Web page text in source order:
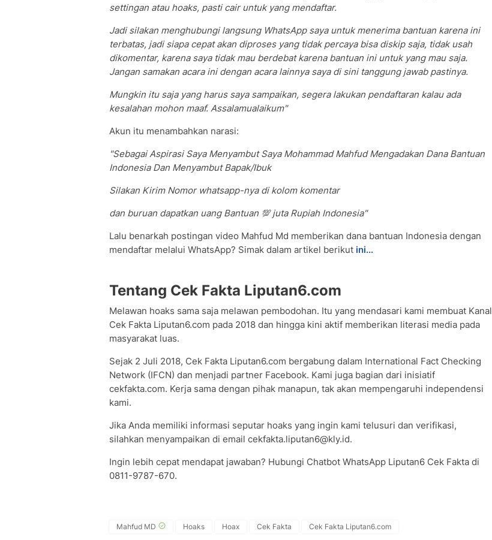
settingan atau hoaks, pasti cair untuk yang mendaftar.
Jadi silakan menghubungi langsung WhatsApp saya untuk menerima bantuan karena ini
terbatas, jadi siapa cepat akan diproses yang tidak percaya bisa diskip saja, tidak usah
dikomentar, karena saya tidak mau berdebat karena bantuan ini untuk yang mau saja.
Jangan samakan acara ini dengan acara lainnya saya di sini tanggung jawab pastinya.
Mungkin itu saja yang harus saya sampaikan, segera lakukan pendaftaran kalau ada
kesalahan mohon maaf. Assalamualaikum"
Akun itu menambahkan narasi:
"Sebagai Aspirasi Saya Menyambut Saya Mohammad Mahfud Mengadakan Dana Bantuan
Indonesia Dan Menyambut Bapak/Ibuk
Silakan Kirim Nomor whatsapp-nya di kolom komentar
dan buruan dapatkan uang Bantuan 💯 juta Rupiah Indonesia"
Lalu benarkah postingan video Mahfud Md memberikan dana bantuan Indonesia dengan
mendaftar melalui WhatsApp? Simak dalam artikel berikut ini...
Tentang Cek Fakta Liputan6.com
Melawan hoaks sama saja melawan pembodohan. Itu yang mendasari kami membuat Kanal
Cek Fakta Liputan6.com pada 2018 dan hingga kini aktif memberikan literasi media pada
masyarakat luas.
Sejak 2 Juli 2018, Cek Fakta Liputan6.com bergabung dalam International Fact Checking
Network (IFCN) dan menjadi partner Facebook. Kami juga bagian dari inisiatif
cekfakta.com. Kerja sama dengan pihak manapun, tak akan mempengaruhi independensi
kami.
Jika Anda memiliki informasi seputar hoaks yang ingin kami telusuri dan verifikasi,
silahkan menyampaikan di email cekfakta.liputan6@kly.id.
Ingin lebih cepat mendapat jawaban? Hubungi Chatbot WhatsApp Liputan6 Cek Fakta di
0811-9787-670.
Mahfud MD Hoaks Hoax Cek Fakta Cek Fakta Liputan6.com